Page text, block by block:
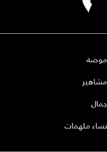
موضة
مشاهير
جمال
نساء ملهمات